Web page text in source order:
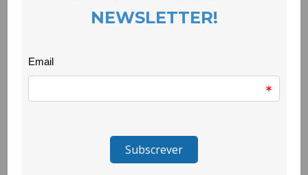
124 vítimas de anos anteriores (119M+5H). Pelo que,
um total de 181 vítimas atendidas (170M+11H).
Ao nível dos atendimentos, registaram-se 318 atendimentos
Em 74,6% das situações existia violência física; em 30,9% dos
casos a vítima mantinha a co-habitação com a pessoa